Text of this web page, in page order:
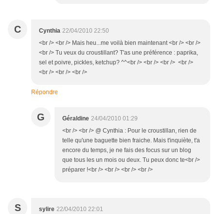
C Cynthia 22/04/2010 22:50
<br /> <br /> Mais heu...me voilà bien maintenant <br /> <br />
<br /> Tu veux du croustillant? T'as une préférence : paprika,
sel et poivre, pickles, ketchup? ^^<br /> <br /> <br /> <br />
<br /> <br /> <br />
Répondre
G Géraldine 24/04/2010 01:29
<br /> <br /> @ Cynthia : Pour le croustillan, rien de
telle qu'une baguette bien fraiche. Mais t'inquiète, t'a
encore du temps, je ne fais des focus sur un blog
que tous les un mois ou deux. Tu peux donc te<br />
préparer !<br /> <br /> <br /> <br />
S sylire 22/04/2010 22:01